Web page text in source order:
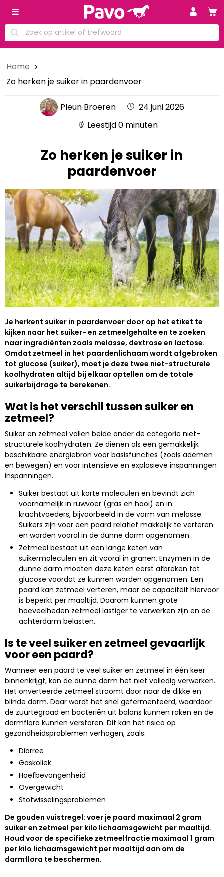
Home
Zo herken je suiker in paardenvoer
Pleun Broeren
24 juni 2026
Leestijd 0 minuten
Zo herken je suiker in
paardenvoer
Je herkent suiker in paardenvoer door op het etiket te
kijken naar het suiker- en zetmeelgehalte en te zoeken
naar ingrediënten zoals melasse, dextrose en lactose.
Omdat zetmeel in het paardenlichaam wordt afgebroken
tot glucose (suiker), moet je deze twee niet-structurele
koolhydraten altijd bij elkaar optellen om de totale
suikerbijdrage te berekenen.
Wat is het verschil tussen suiker en
zetmeel?
Suiker en zetmeel vallen beide onder de categorie niet-
structurele koolhydraten. Ze dienen als een gemakkelijk
beschikbare energiebron voor basisfuncties (zoals ademen
en bewegen) en voor intensieve en explosieve inspanningen
inspanningen.
Suiker bestaat uit korte moleculen en bevindt zich
voornamelijk in ruwvoer (gras en hooi) en in
krachtvoeders, bijvoorbeeld in de vorm van melasse.
Suikers zijn voor een paard relatief makkelijk te verteren
en worden vooral in de dunne darm opgenomen.
Zetmeel bestaat uit een lange keten van
suikermoleculen en zit vooral in granen. Enzymen in de
dunne darm moeten deze keten eerst afbreken tot
glucose voordat ze kunnen worden opgenomen. Een
paard kan zetmeel verteren, maar de capaciteit hiervoor
is beperkt per maaltijd. Daarom kunnen grote
hoeveelheden zetmeel lastiger te verwerken zijn en de
achterdarm belasten.
Is te veel suiker en zetmeel gevaarlijk
voor een paard?
Wanneer een paard te veel suiker en zetmeel in één keer
binnenkrijgt, kan de dunne darm het niet volledig verwerken.
Het onverteerde zetmeel stroomt door naar de dikke en
blinde darm. Daar wordt het snel gefermenteerd, waardoor
de zuurtegraad en bacteriën uit balans kunnen raken en de
darmflora kunnen verstoren. Dit kan het risico op
gezondheidsproblemen verhogen, zoals:
Diarree
Gaskoliek
Hoefbevangenheid
Overgewicht
Stofwisselingsproblemen
De gouden vuistregel: voer je paard maximaal 2 gram
suiker en zetmeel per kilo lichaamsgewicht per maaltijd.
Houd voor de specifieke zetmeelfractie maximaal 1 gram
per kilo lichaamsgewicht per maaltijd aan om de
darmflora te beschermen.